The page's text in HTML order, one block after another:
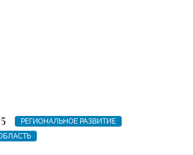
РЕГИОНАЛЬНОЕ РАЗВИТИЕ